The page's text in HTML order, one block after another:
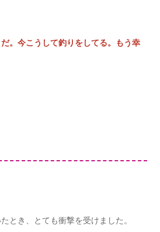
だ。今こうして釣りをしてる。もう幸
とき、とても衝撃を受けました。